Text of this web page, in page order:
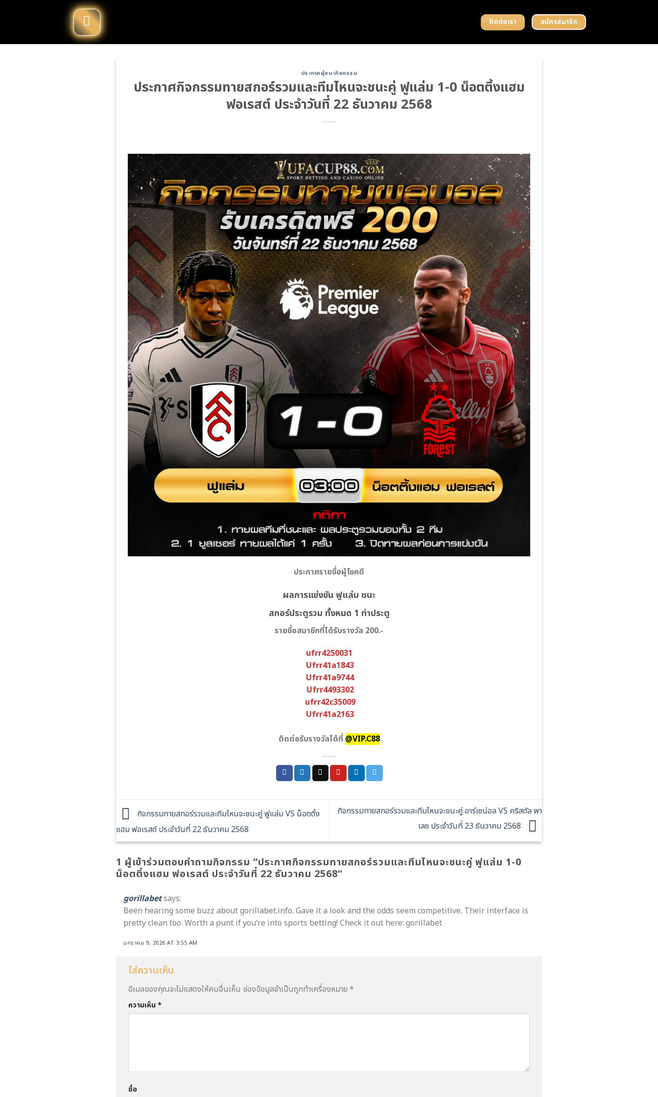
ติดต่อเรา สมัครสมาชิก
ประกาศผู้ชนะกิจกรรม
ประกาศกิจกรรมทายสกอร์รวมและทีมไหนจะชนะคู่ ฟูแล่ม 1-0 น็อตติ้งแฮม
ฟอเรสต์ ประจำวันที่ 22 ธันวาคม 2568
ประกาศรายชื่อผู้โชคดี
ผลการแข่งขัน ฟูแล่ม ชนะ
สกอร์ประตูรวม ทั้งหมด 1 ทำประตู
รายชื่อสมาชิกที่ได้รับรางวัล 200.-
ufrr4250031
Ufrr41a1843
Ufrr41a9744
Ufrr4493302
ufrr42c35009
Ufrr41a2163
ติดต่อรับรางวัลได้ที่ @VIP.C88
กิจกรรมทายสกอร์รวมและทีมไหนจะชนะคู่ ฟูแล่ม VS น็อตติ้ง
แฮม ฟอเรสต์ ประจำวันที่ 22 ธันวาคม 2568
กิจกรรมทายสกอร์รวมและทีมไหนจะชนะคู่ อาร์เซน่อล VS คริสตัล พา
เลซ ประจำวันที่ 23 ธันวาคม 2568
1 ผู้เข้าร่วมตอบคำถามกิจกรรม “ประกาศกิจกรรมทายสกอร์รวมและทีมไหนจะชนะคู่ ฟูแล่ม 1-0
น็อตติ้งแฮม ฟอเรสต์ ประจำวันที่ 22 ธันวาคม 2568”
gorillabetsays:
Been hearing some buzz about gorillabet.info. Gave it a look and the odds seem competitive. Their interface is
pretty clean too. Worth a punt if you’re into sports betting! Check it out here: gorillabet
มกราคม 9, 2026 AT 3:55 AM
ใส่ความเห็น
อีเมลของคุณจะไม่แสดงให้คนอื่นเห็น ช่องข้อมูลจำเป็นถูกทำเครื่องหมาย *
ความเห็น*
ชื่อ